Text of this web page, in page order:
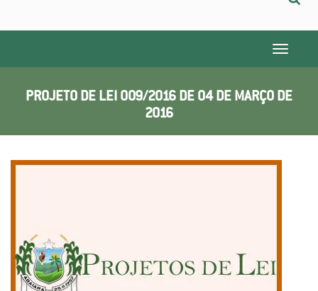
Toggle
PROJETO DE LEI 009/2016 DE 04 DE MARÇO DE
2016